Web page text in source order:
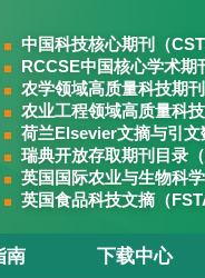
中国科技核心期刊（
RCCSE中国核心学术期
农学领域高质量科技期刊
农业工程领域高质量科
荷兰Elsevier文摘与引文
瑞典开放存取期刊目录（
英国国际农业与生物科
英国食品科技文摘（
南 下载中心